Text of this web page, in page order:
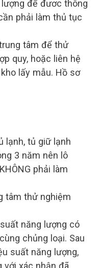
để đươc thông
phải làm thủ tục
tâm để thử
quy, hoặc liên hệ
lấy mẫu. Hồ sơ
lạnh, tủ giữ lạnh
3 năm nên lô
phải làm
tâm thử nghiệm
năng lượng có
chủng loại. Sau
suất năng lượng,
với xác nhận đã